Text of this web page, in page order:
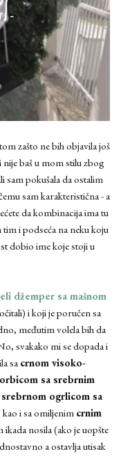
zašto ne bih objavila još
baš u mom stilu zbog
sam pokušala da ostalim
sam karakteristična - a
da kombinacija ima tu
i podseća na neku koju
dobio ime koje stoji u
džemper sa mašnom
i koji je poručen sa
međutim volela bih da
svakako mi se dopada i
sa crnom visoko-
sa srebrnim
srebrnom ogrlicom sa
i sa omiljenim crnim
ikada nosila (ako je uopšte
a ostavlja utisak